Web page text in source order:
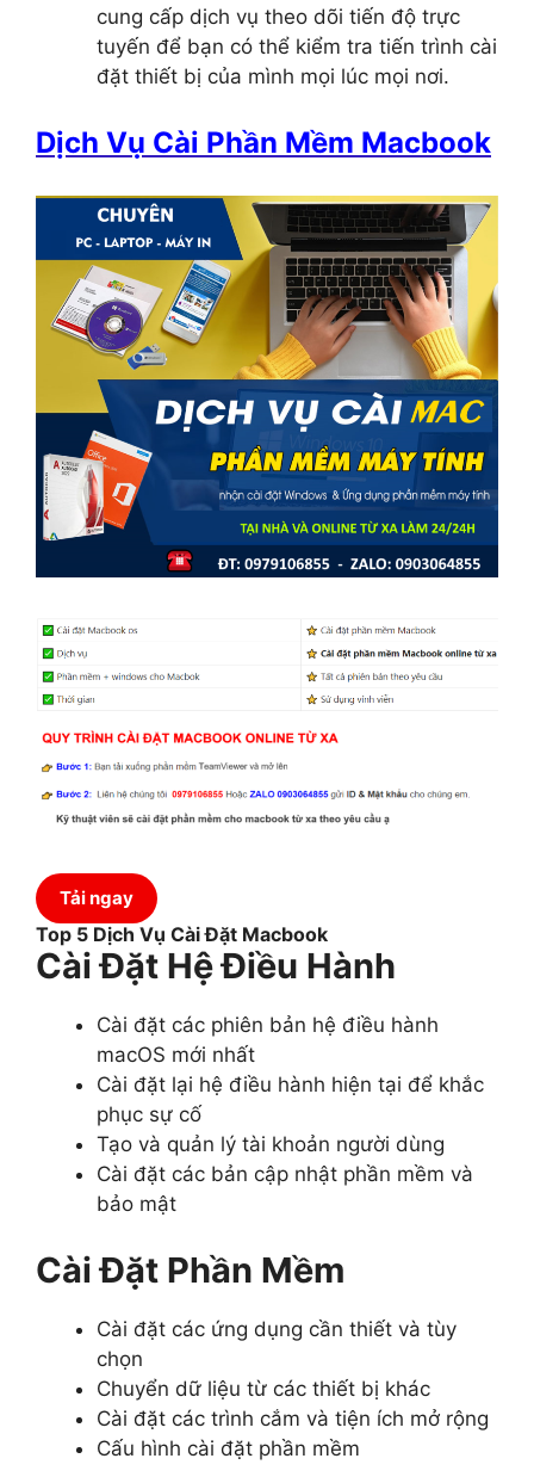
cung cấp dịch vụ theo dõi tiến độ trực
tuyến để bạn có thể kiểm tra tiến trình cài
đặt thiết bị của mình mọi lúc mọi nơi.
Dịch Vụ Cài Phần Mềm Macbook
Tải ngay
Top 5 Dịch Vụ Cài Đặt Macbook
Cài Đặt Hệ Điều Hành
Cài đặt các phiên bản hệ điều hành
macOS mới nhất
Cài đặt lại hệ điều hành hiện tại để khắc
phục sự cố
Tạo và quản lý tài khoản người dùng
Cài đặt các bản cập nhật phần mềm và
bảo mật
Cài Đặt Phần Mềm
Cài đặt các ứng dụng cần thiết và tùy
chọn
Chuyển dữ liệu từ các thiết bị khác
Cài đặt các trình cắm và tiện ích mở rộng
Cấu hình cài đặt phần mềm